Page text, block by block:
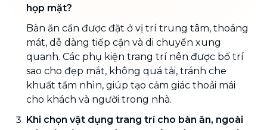
họp mặt?
Bàn ăn cần được đặt ở vị trí trung tâm, thoáng
mát, dễ dàng tiếp cận và di chuyển xung
quanh. Các phụ kiện trang trí nên được bố trí
sao cho đẹp mắt, không quá tải, tránh che
khuất tầm nhìn, giúp tạo cảm giác thoải mái
cho khách và người trong nhà.
Khi chọn vật dụng trang trí cho bàn ăn, ngoài